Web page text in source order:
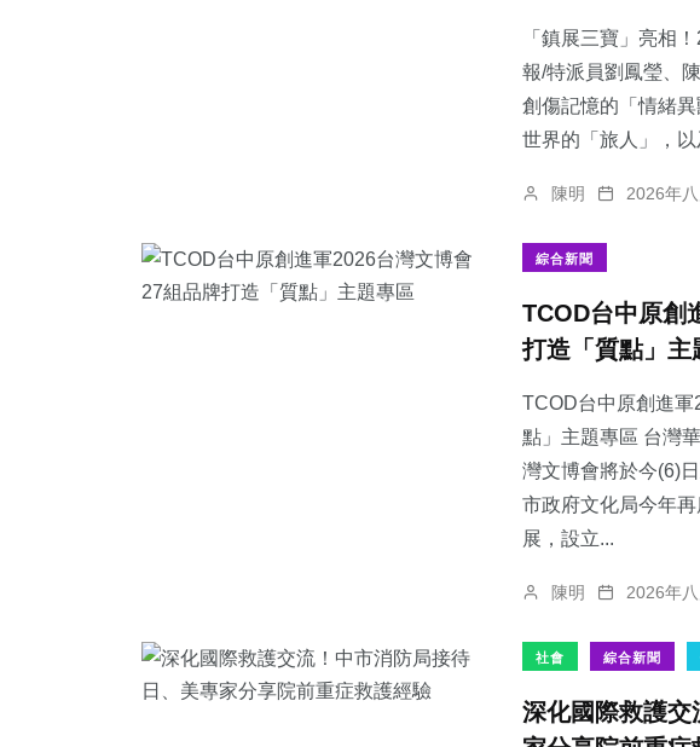
「鎮展三寶」亮相
報/特派員劉鳳瑩、
創傷記憶的「情緒
世界的「旅人」，
陳明 2026年
綜合新聞
TCOD台中原創
打造「質點」主
TCOD台中原創進
點」主題專區 台灣
灣文博會將於今(6)
市政府文化局今年
展，設立...
陳明 2026年
社會 綜合新聞
深化國際救護交